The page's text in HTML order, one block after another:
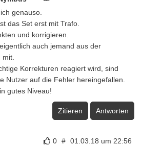
genauso.
das Set erst mit Trafo.
und korrigieren.
auch jemand aus der
Korrekturen reagiert wird, sind
Nutzer auf die Fehler hereingefallen.
gutes Niveau!
Zitieren Antworten
0 # 01.03.18 um 22:56